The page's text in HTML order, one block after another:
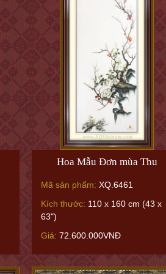
Hoa Mẫu Đơn mùa Thu
Mã sản phẩm: XQ.6461
Kích thước: 110 x 160 cm (43 x
63")
Giá: 72.600.000VNĐ